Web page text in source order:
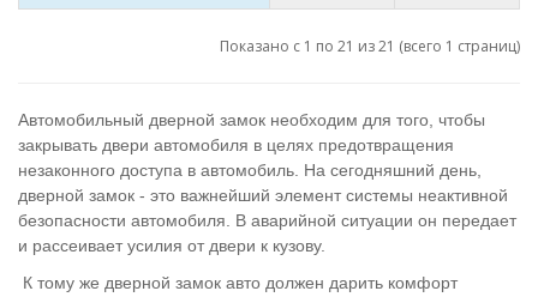
Показано с 1 по 21 из 21 (всего 1 страниц)
Автомобильный дверной замок необходим для того, чтобы
закрывать двери автомобиля в целях предотвращения
незаконного доступа в автомобиль. На сегодняшний день,
дверной замок - это важнейший элемент системы неактивной
безопасности автомобиля. В аварийной ситуации он передает
и рассеивает усилия от двери к кузову.
К тому же дверной замок авто должен дарить комфорт